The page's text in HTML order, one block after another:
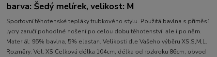
barva: Šedý melírek, velikost: M
Sportovní těhotenské tepláky trubkového stylu. Použitá bavlna s příměsí
lycry zaručí pohodlné nošení po celou dobu těhotenství, ale i po něm.
Materiál: 95% bavlna, 5% elastan. Velikosti dle Vašeho výběru XS,S,M,L.
Rozměry: Vel: XS Celková délka 104cm, délka od rozkroku 86cm, obvod